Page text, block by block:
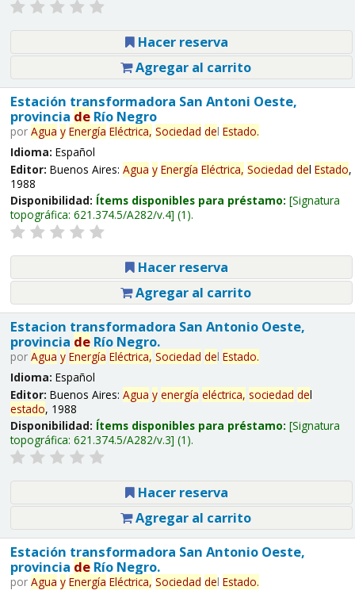
Hacer reserva
Agregar al carrito
Estación transformadora San Antoni Oeste,
provincia deRío Negro
por Agua y Energía Eléctrica, Sociedad del Estado.
Idioma: Español
Editor: Buenos Aires: Agua y Energía Eléctrica, Sociedad del Estado,
1988
Disponibilidad: Ítems disponibles para préstamo: Signatura
topográfica: 621.374.5/A282/v.4 (1).
Hacer reserva
Agregar al carrito
Estacion transformadora San Antonio Oeste,
provincia deRío Negro.
por Agua y Energía Eléctrica, Sociedad del Estado.
Idioma: Español
Editor: Buenos Aires: Agua y energía eléctrica, sociedad del
estado, 1988
Disponibilidad: Ítems disponibles para préstamo: Signatura
topográfica: 621.374.5/A282/v.3 (1).
Hacer reserva
Agregar al carrito
Estación transformadora San Antonio Oeste,
provincia deRío Negro.
por Agua y Energía Eléctrica, Sociedad del Estado.